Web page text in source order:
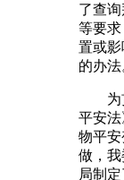
了查
等要
置或
的办法
为贯
平安
物平
做，
局制